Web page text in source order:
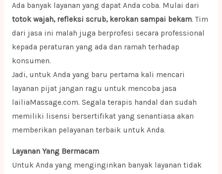
Ada banyak layanan yang dapat Anda coba. Mulai dari
totok wajah, refleksi scrub, kerokan sampai bekam. Tim
dari jasa ini malah juga berprofesi secara professional
kepada peraturan yang ada dan ramah terhadap
konsumen.
Jadi, untuk Anda yang baru pertama kali mencari
layanan pijat jangan ragu untuk mencoba jasa
lailiaMassage.com. Segala terapis handal dan sudah
memiliki lisensi bersertifikat yang senantiasa akan
memberikan pelayanan terbaik untuk Anda.
Layanan Yang Bermacam
Untuk Anda yang menginginkan banyak layanan tidak